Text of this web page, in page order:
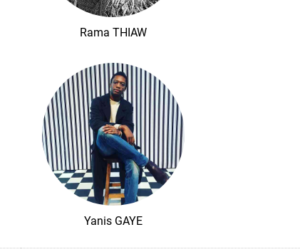
Rama THIAW
Yanis GAYE